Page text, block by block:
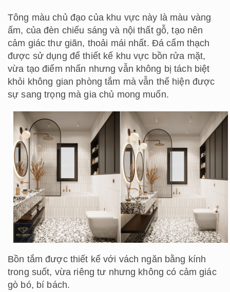
Tông màu chủ đạo của khu vực này là màu vàng
ấm, của đèn chiếu sáng và nội thất gỗ, tạo nên
cảm giác thư giãn, thoải mái nhất. Đá cẩm thạch
được sử dụng để thiết kế khu vực bồn rửa mặt,
vừa tạo điểm nhấn nhưng vẫn không bị tách biệt
khỏi không gian phòng tắm mà vẫn thể hiện được
sự sang trọng mà gia chủ mong muốn.
Bồn tắm được thiết kế với vách ngăn bằng kính
trong suốt, vừa riêng tư nhưng không có cảm giác
gò bó, bí bách.